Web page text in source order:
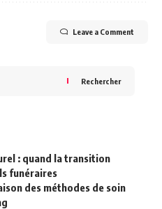
Leave a Comment
Rechercher
: quand la transition
funéraires
des méthodes de soin